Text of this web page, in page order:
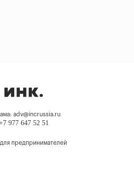
adv@incrussia.ru
977 647 52 51
предпринимателей